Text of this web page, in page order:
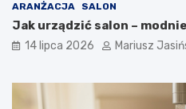
ARANŻACJA SALON
Jak urządzić salon –
14 lipca 2026 Mariusz